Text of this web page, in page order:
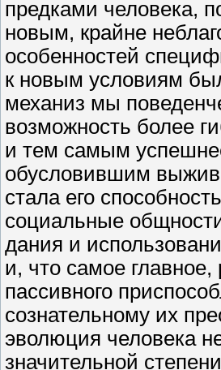
предками человека,
новым, крайне
особенностей
к новым условиям
механиз мы
возможность более
и тем самым
обусловившим
стала его
социальные
дания и
и, что самое
пассивного
сознательному их
эволюция человека
значительной